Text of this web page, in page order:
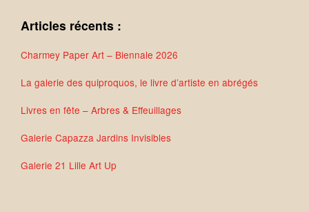
Articles récents :
Charmey Paper Art – Biennale 2026
La galerie des quiproquos, le livre d’artiste en abrégés
Livres en fête – Arbres & Effeuillages
Galerie Capazza Jardins Invisibles
Galerie 21 Lille Art Up